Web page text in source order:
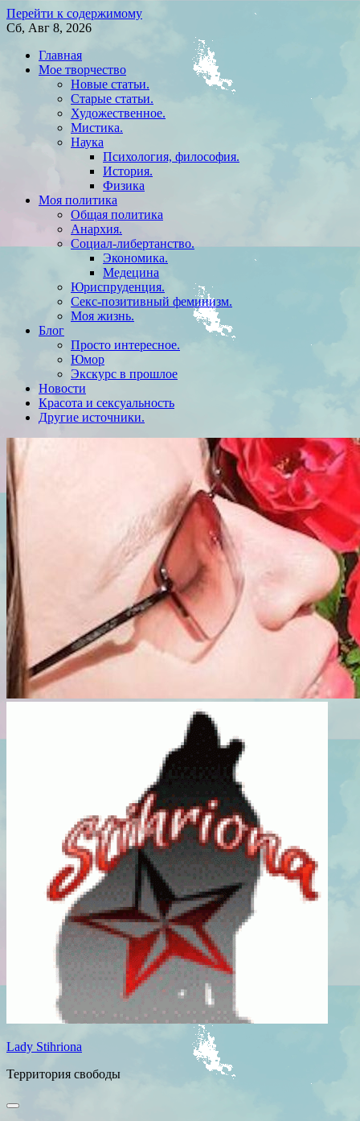
Перейти к содержимому
Сб, Авг 8, 2026
Главная
Мое творчество
Новые статьи.
Старые статьи.
Художественное.
Мистика.
Наука
Психология, философия.
История.
Физика
Моя политика
Общая политика
Анархия.
Социал-либертанство.
Экономика.
Медецина
Юриспруденция.
Секс-позитивный феминизм.
Моя жизнь.
Блог
Просто интересное.
Юмор
Экскурс в прошлое
Новости
Красота и сексуальность
Другие источники.
Lady Stihriona
Территория свободы